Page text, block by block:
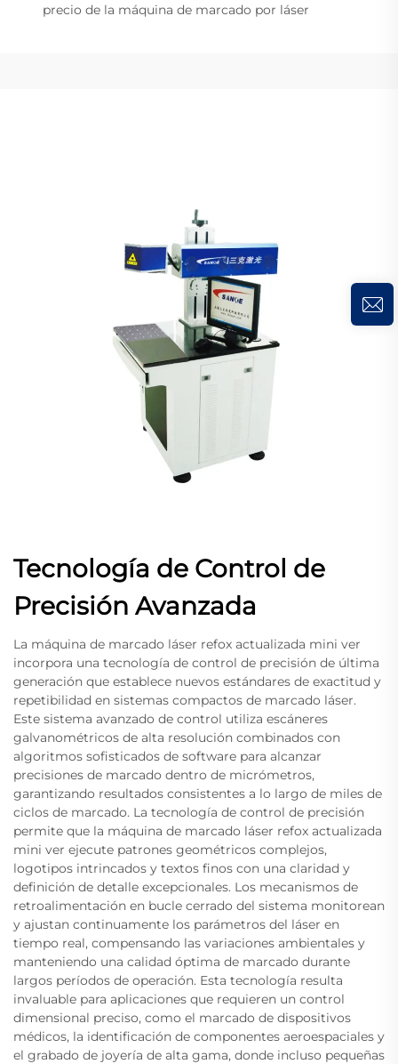
precio de la máquina de marcado por láser
Tecnología de Control de
Precisión Avanzada
La máquina de marcado láser refox actualizada mini ver
incorpora una tecnología de control de precisión de última
generación que establece nuevos estándares de exactitud y
repetibilidad en sistemas compactos de marcado láser.
Este sistema avanzado de control utiliza escáneres
galvanométricos de alta resolución combinados con
algoritmos sofisticados de software para alcanzar
precisiones de marcado dentro de micrómetros,
garantizando resultados consistentes a lo largo de miles de
ciclos de marcado. La tecnología de control de precisión
permite que la máquina de marcado láser refox actualizada
mini ver ejecute patrones geométricos complejos,
logotipos intrincados y textos finos con una claridad y
definición de detalle excepcionales. Los mecanismos de
retroalimentación en bucle cerrado del sistema monitorean
y ajustan continuamente los parámetros del láser en
tiempo real, compensando las variaciones ambientales y
manteniendo una calidad óptima de marcado durante
largos períodos de operación. Esta tecnología resulta
invaluable para aplicaciones que requieren un control
dimensional preciso, como el marcado de dispositivos
médicos, la identificación de componentes aeroespaciales y
el grabado de joyería de alta gama, donde incluso pequeñas